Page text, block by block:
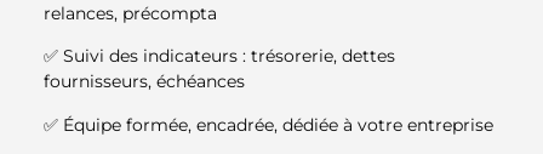
relances, précompta
✅ Suivi des indicateurs : trésorerie, dettes
fournisseurs, échéances
✅ Équipe formée, encadrée, dédiée à votre entreprise